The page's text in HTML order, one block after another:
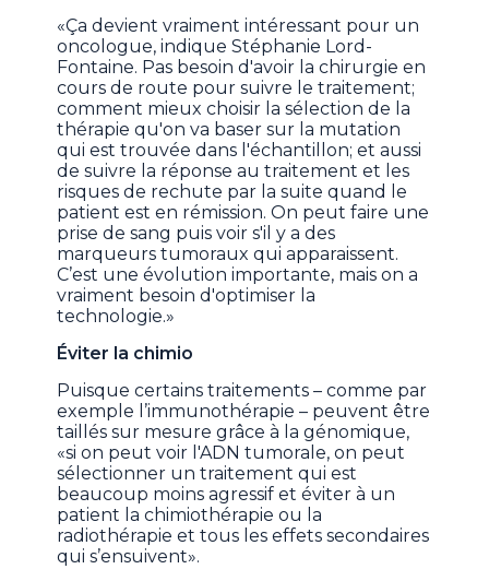
«Ça devient vraiment intéressant pour un
oncologue, indique Stéphanie Lord-
Fontaine. Pas besoin d'avoir la chirurgie en
cours de route pour suivre le traitement;
comment mieux choisir la sélection de la
thérapie qu'on va baser sur la mutation
qui est trouvée dans l'échantillon; et aussi
de suivre la réponse au traitement et les
risques de rechute par la suite quand le
patient est en rémission. On peut faire une
prise de sang puis voir s'il y a des
marqueurs tumoraux qui apparaissent.
C’est une évolution importante, mais on a
vraiment besoin d'optimiser la
technologie.»
Éviter la chimio
Puisque certains traitements – comme par
exemple l’immunothérapie – peuvent être
taillés sur mesure grâce à la génomique,
«si on peut voir l'ADN tumorale, on peut
sélectionner un traitement qui est
beaucoup moins agressif et éviter à un
patient la chimiothérapie ou la
radiothérapie et tous les effets secondaires
qui s’ensuivent».